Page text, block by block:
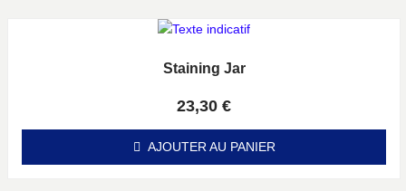
Staining Jar
23,30 €
AJOUTER AU PANIER